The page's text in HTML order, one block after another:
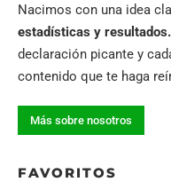
Nacimos con una idea
estadísticas y resultados.
declaración picante y
contenido que te haga
Más sobre nosotros
FAVORITOS